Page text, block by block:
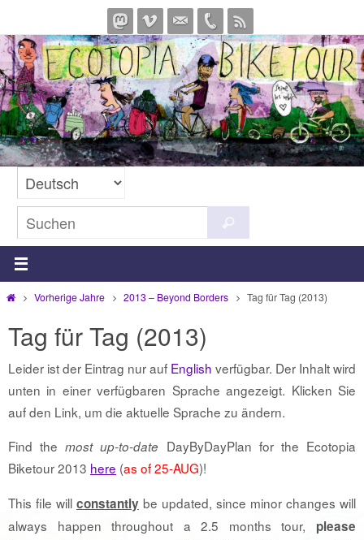
Inhalt
springen
nach:
StartVorherige Jahre 2013 – Beyond Borders Tag für Tag (2013)
Tag für Tag (2013)
Leider ist der Eintrag nur auf English verfügbar. Der Inhalt wird
unten in einer verfügbaren Sprache angezeigt. Klicken Sie
auf den Link, um die aktuelle Sprache zu ändern.
Find themost up-to-date DayByDayPlan for the Ecotopia
Biketour 2013 here (as of 25-AUG)!
This file will constantly be updated, since minor changes will
always happen throughout a 2.5 months tour, please